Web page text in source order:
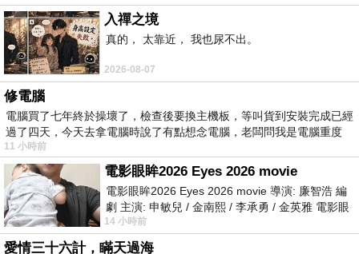
雨衣上的雨水... 人們為工作忙碌著。
自己如規劃中的行程，耐著心 處理，
雖然 結果如禱告中 所願的一樣，
只是... 中間遇到非常不OK的事，
過到很過份的事... 全忍下來，冷靜的處理完畢，
入禪之境
真的， 太靠近， 我也尿不出。
2026-08-07
修電腦
電腦買了七年終於操壞了，檢查後要換主機板，等叫貨到安裝完成已經
過了四天，今天去拿電腦時說了有點想念電腦，老闆問我是電腦重度
11 小時前
電影眼眸2026 Eyes 2026 movie
電影眼眸2026 Eyes 2026 movie 導演: 廉智浩 編
劇 主演: 申敏兒 / 金南熙 / 李承勇 / 金英雅 電影眼
眸2026描述攝影師徐珍因遺
14 小時前
愛情三十六計，瞞天過海